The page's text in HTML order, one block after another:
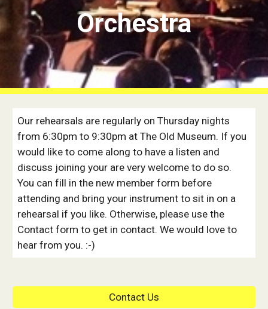
Orchestra
Our rehearsals are regularly on Thursday nights
from 6:30pm to 9:30pm at The Old Museum. If you
would like to come along to have a listen and
discuss joining your are very welcome to do so.
You can fill in the new member form before
attending and bring your instrument to sit in on a
rehearsal if you like. Otherwise, please use the
Contact form to get in contact. We would love to
hear from you. :-)
Contact Us